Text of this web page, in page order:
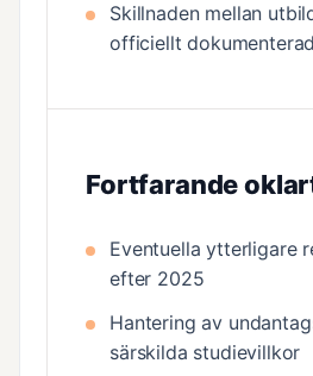
Skillnaden mellan
officiellt dokumenterad
Fortfarande
Eventuella ytterligare
efter 2025
Hantering av
särskilda studievillkor